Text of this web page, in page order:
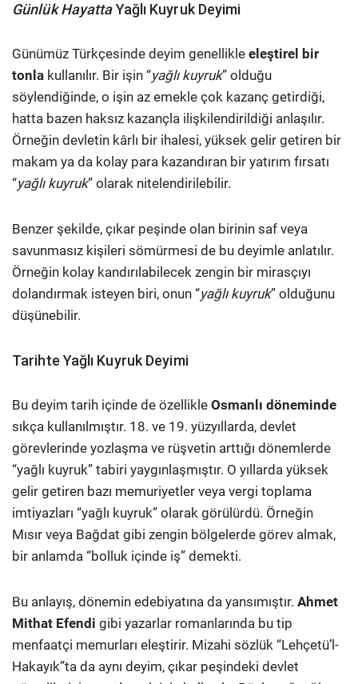
Günlük HayattaYağlı Kuyruk Deyimi
Günümüz Türkçesinde deyim genellikle eleştirel bir
tonla kullanılır. Bir işin “yağlı kuyruk” olduğu
söylendiğinde, o işin az emekle çok kazanç getirdiği,
hatta bazen haksız kazançla ilişkilendirildiği anlaşılır.
Örneğin devletin kârlı bir ihalesi, yüksek gelir getiren bir
makam ya da kolay para kazandıran bir yatırım fırsatı
“yağlı kuyruk” olarak nitelendirilebilir.
Benzer şekilde, çıkar peşinde olan birinin saf veya
savunmasız kişileri sömürmesi de bu deyimle anlatılır.
Örneğin kolay kandırılabilecek zengin bir mirasçıyı
dolandırmak isteyen biri, onun “yağlı kuyruk” olduğunu
düşünebilir.
Tarihte Yağlı Kuyruk Deyimi
Bu deyim tarih içinde de özellikle Osmanlı döneminde
sıkça kullanılmıştır. 18. ve 19. yüzyıllarda, devlet
görevlerinde yozlaşma ve rüşvetin arttığı dönemlerde
“yağlı kuyruk” tabiri yaygınlaşmıştır. O yıllarda yüksek
gelir getiren bazı memuriyetler veya vergi toplama
imtiyazları “yağlı kuyruk” olarak görülürdü. Örneğin
Mısır veya Bağdat gibi zengin bölgelerde görev almak,
bir anlamda “bolluk içinde iş” demekti.
Bu anlayış, dönemin edebiyatına da yansımıştır. Ahmet
Mithat Efendi gibi yazarlar romanlarında bu tip
menfaatçi memurları eleştirir. Mizahi sözlük “Lehçetü’l-
Hakayık”ta da aynı deyim, çıkar peşindeki devlet